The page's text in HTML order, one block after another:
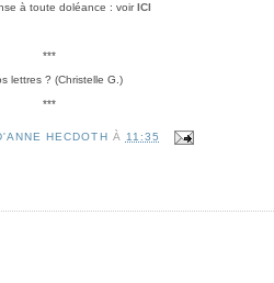
à toute doléance : voirICI
***
lettres ? (Christelle G.)
***
HECDOTH À 11:35